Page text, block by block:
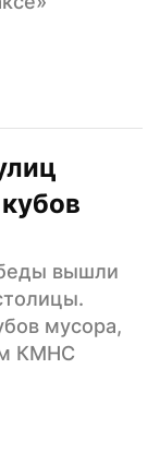
вышли
мусора,
КМНС